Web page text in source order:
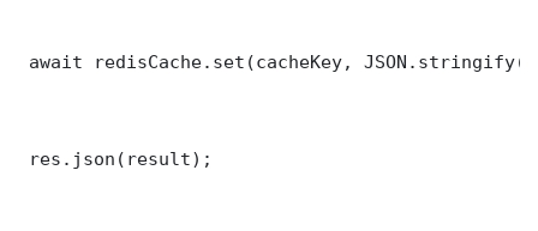
await redisCache.set(cacheKey,
res.json(result);